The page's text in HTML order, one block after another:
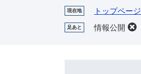
現在地 トップページ
足あと 情報公開